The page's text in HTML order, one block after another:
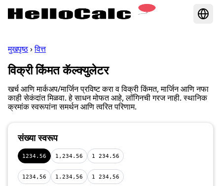
मुखपृष्ठ›वित्त
विक्री किंमत कॅल्क्युलेटर
खर्च आणि मार्कअप/मार्जिन प्रविष्ट करा व विक्री किंमत, मार्जिन आणि नफा
काही सेकंदांत मिळवा. हे साधन मोफत आहे, लॉगिनची गरज नाही. स्थानिक
क्रमांक स्वरूपांना समर्थन आणि त्वरित परिणाम.
संख्या स्वरूप
1234.56 1,234.56 1 234.56
1234,56 1.234,56 1 234,56